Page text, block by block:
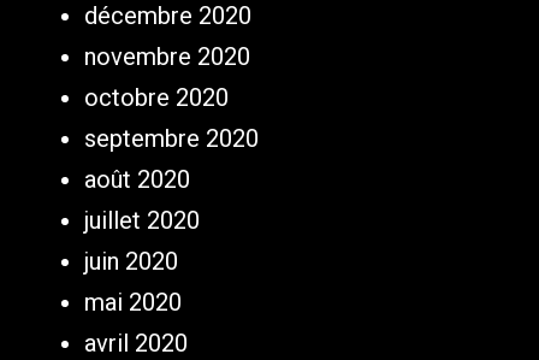
décembre 2020
novembre 2020
octobre 2020
septembre 2020
août 2020
juillet 2020
juin 2020
mai 2020
avril 2020